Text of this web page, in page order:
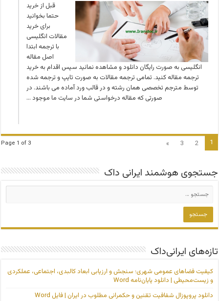
قبل از خرید
حتما بخوانید
برای خرید
مقالات انگلیسی
با ترجمه ابتدا
اصل مقاله
انگلیسی به صورت رایگان دانلود و مشاهده نمائید سپس اقدام به خرید
ترجمه مقاله کنید. تمامی ترجمه مقالات به صورت تایپ و ترجمه شده
توسط مترجم تخصصی همان رشته و در قالب ورد آماده می باشند. در
صورتی که مقاله درخواستی شما در سایت ما موجود …
Page 1 of 3 1
2
3
»
جستجوی هوشمند ایرانی داک
تازه‌های ایرانی‌داک
کیفیت فضاهای عمومی شهری؛ سنجش و ارزیابی ابعاد کالبدی، اجتماعی، عملکردی
و زیست‌محیطی | دانلود پایان‌نامه Word
دانلود پروپوزال شفافیت تقنین و حکمرانی مطلوب در ایران | فایل Word